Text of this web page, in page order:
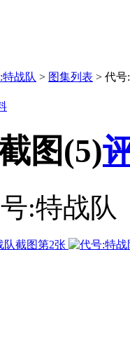
特战队 > 图集列表 > 代号
图(5)
:特战队